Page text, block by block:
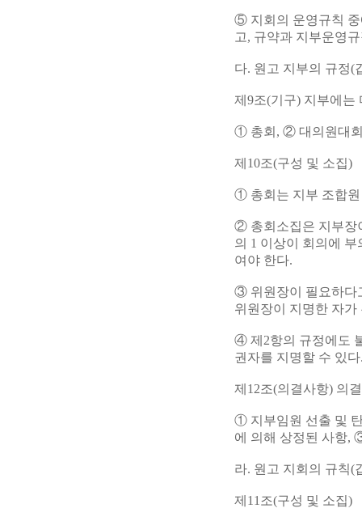
⑤ 지회의 운영규칙 중
고, 규약과 지부운영
다. 원고 지부의 규정(
제9조(기구) 지부에는
① 총회, ② 대의원대
제10조(구성 및 소집)
① 총회는 지부 조합
② 총회소집은 지부장
의 1 이상이 회의에
여야 한다.
③ 위원장이 필요하다
위원장이 지명한 자가
④ 제2항의 규정에도
권자를 지명할 수 있
제12조(의결사항) 의
① 지부임원 선출 및
에 의해 상정된 사항,
라. 원고 지회의 규칙(
제11조(구성 및 소집)